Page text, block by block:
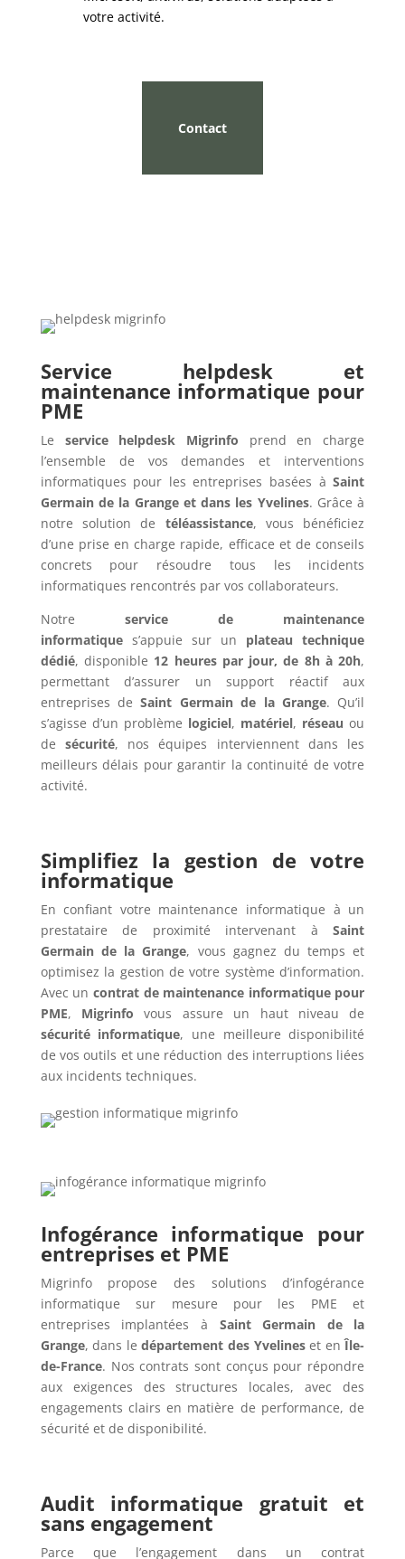
votre activité.
Contact
Service helpdesk et
maintenance informatique pour
PME
Le service helpdesk Migrinfo prend en charge
l’ensemble de vos demandes et interventions
informatiques pour les entreprises basées àSaint
Germain de la Grange et dans les Yvelines. Grâce à
notre solution de téléassistance, vous bénéficiez
d’une prise en charge rapide, efficace et de conseils
concrets pour résoudre tous les incidents
informatiques rencontrés par vos collaborateurs.
Notre service de maintenance
informatiques’appuie sur un plateau technique
dédié, disponible 12 heures par jour, de 8h à 20h,
permettant d’assurer un support réactif aux
entreprises deSaint Germain de la Grange. Qu’il
s’agisse d’un problème logiciel, matériel, réseau ou
desécurité, nos équipes interviennent dans les
meilleurs délais pour garantir la continuité de votre
activité.
Simplifiez la gestion de votre
informatique
En confiant votre maintenance informatique à un
prestataire de proximité intervenant àSaint
Germain de la Grange, vous gagnez du temps et
optimisez la gestion de votre système d’information.
Avec un contrat de maintenance informatique pour
PME, Migrinfo vous assure un haut niveau de
sécurité informatique, une meilleure disponibilité
de vos outils et une réduction des interruptions liées
aux incidents techniques.
Infogérance informatique pour
entreprises et PME
Migrinfo propose des solutions d’infogérance
informatique sur mesure pour les PME et
entreprises implantées à Saint Germain de la
Grange, dans ledépartement des Yvelineset enÎle-
de-France. Nos contrats sont conçus pour répondre
aux exigences des structures locales, avec des
engagements clairs en matière de performance, de
sécurité et de disponibilité.
Audit informatique gratuit et
sans engagement
Parce que l’engagement dans un contrat